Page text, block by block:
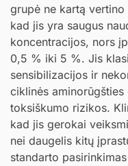
grupė ne kartą
kad jis yra saugus
koncentracijos, nors
0,5 % iki 5 %. Jis
sensibilizacijos ir
ciklinės
toksiškumo rizikos.
kad jis gerokai
nei daugelis kitų
standarto